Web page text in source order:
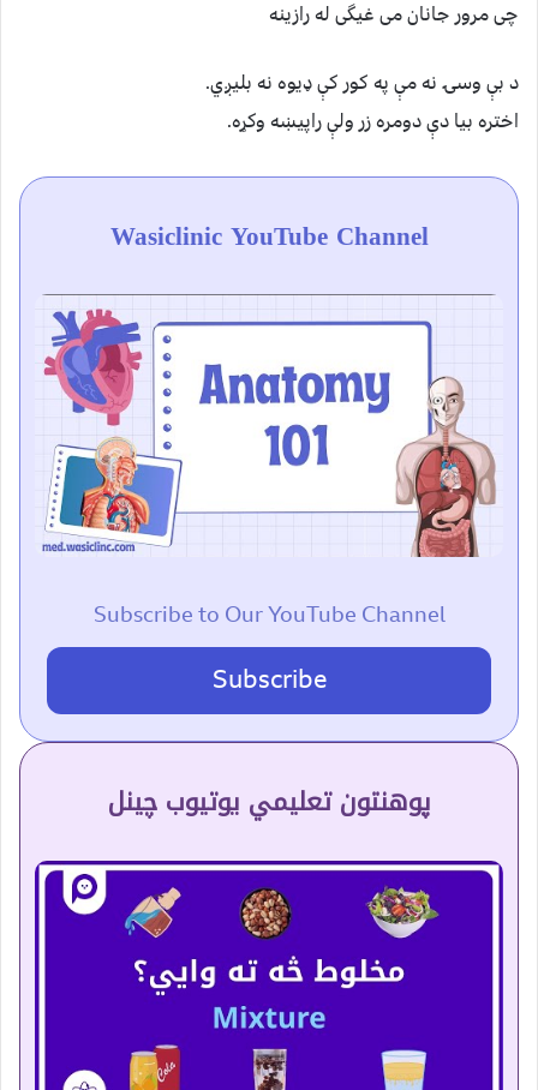
چی مرور جانان می غیگی له رازینه
د بې وسۍ نه مې په کور کې ډيوه نه بلیږي.
اختره بیا دې دومره زر ولې راپيښه وکړه.
Wasiclinic YouTube Channel
Subscribe to Our YouTube Channel
Subscribe
پوهنتون تعلیمي یوتیوب چینل